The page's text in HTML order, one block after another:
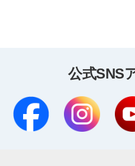
公式SNS